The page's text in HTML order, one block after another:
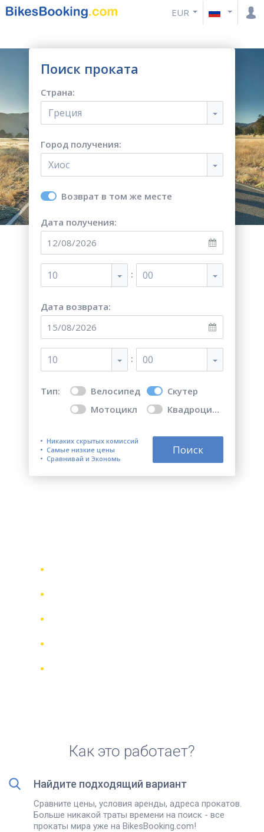
EUR
Поиск проката
Страна:
Греция
Город получения:
Хиос
Возврат в том же месте
Дата получения:
10 : 00
Дата возврата:
10 : 00
Тип: Велосипед
Скутер
Мотоцикл
Квадроцикл
Никаких скрытых комиссий
Самые низкие цены
Сравнивай и Экономь
Поиск
Как это работает?
Найдите подходящий вариант
Сравните цены, условия аренды, адреса прокатов.
Больше никакой траты времени на поиск - все
прокаты мира уже на BikesBooking.com!